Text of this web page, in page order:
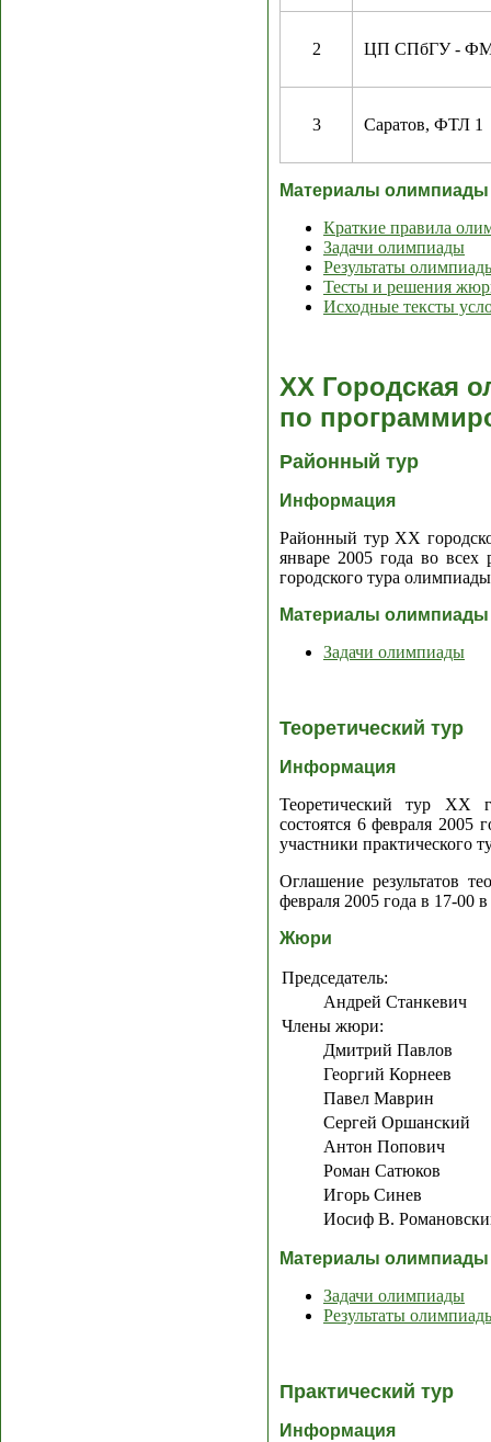
2 ЦП СПбГУ -
3 Саратов, ФТЛ 1
Материалы олимпиады
Краткие правила
Задачи олимпиады
Результаты
Тесты и решения
Исходные тексты
XX Городская
по
Районный тур
Информация
Районный тур XX
январе 2005 года во всех
городского тура
Материалы олимпиады
Задачи олимпиады
Теоретический тур
Информация
Теоретический тур XX
состоятся 6 февраля 2005
участники практического
Оглашение результатов
февраля 2005 года в 17-00
Жюри
Председатель:
Андрей Станкевич
Члены жюри:
Дмитрий Павлов
Георгий Корнеев
Павел Маврин
Сергей Оршанский
Антон Попович
Роман Сатюков
Игорь Синев
Иосиф В.
Материалы олимпиады
Задачи олимпиады
Результаты
Практический тур
Информация